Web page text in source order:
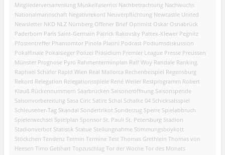
Mitgliederversammlung Muskelfaserriss Nachbetrachtung Nachwuchs
Nationalmannschaft Negativrekord Neuverpflichtung Newcastle United
Newsletter NKD NLZ Nürnberg Offener Brief Optimist Oskar Osnabrück
Paderborn Paris Saint-Germain Patrick Rakovsky Pattex-Klewer Pegnitz
Pfostentreffer Phantomtor Pinola Platini Podcast Podiumsdiskussion
Pokalfinale Pokalsieger Polizei Präsidium Premier League Presse Preussen
Münster Prognose Pyro Rahmenterminplan Ralf Woy Randale Ranking
Raphael Schäfer Rapid Wien Real Mallorca Rechenbeispiel Regensburg
Rekord Relegation Relegationsspiele René Weiler Restprogramm Robert
Klauß Rückennummern Saarbrücken Saisoneröffnung Saisonspende
Saisonvorbereitung Sasa Ciric Satire Schal Schalke 04 Schicksalsspiel
Schleusener-Tag Skandal Sondertrikot Sonderzug Sperre Spielabbruch
Spielerwechsel Spielplan Sponsor St. Pauli St. Petersburg Stadion
Stadionverbot Statistik Statue Stellungnahme Stimmungsboykott
Stöckchen Tendenz Termin Termine Test Thomas Grethlein Thomas von
Heesen Timo Gebhart Topzuschlag Tor der Woche Tor des Monats